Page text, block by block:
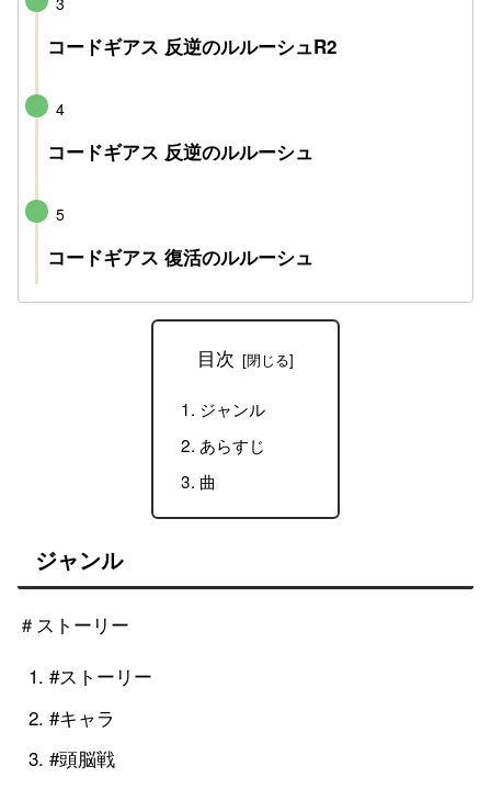
コードギアス 反逆のルルーシュR2
4
コードギアス 反逆のルルーシュ
5
コードギアス 復活のルルーシュ
目次
ジャンル
あらすじ
曲
ジャンル
＃ストーリー
#ストーリー
#キャラ
#頭脳戦